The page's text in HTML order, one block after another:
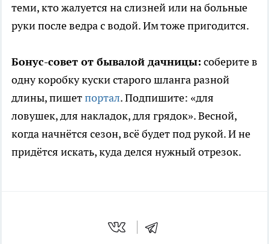
теми, кто жалуется на слизней или на больные
руки после ведра с водой. Им тоже пригодится.
Бонус-совет от бывалой дачницы: соберите в
одну коробку куски старого шланга разной
длины, пишетпортал. Подпишите: «для
ловушек, для накладок, для грядок». Весной,
когда начнётся сезон, всё будет под рукой. И не
придётся искать, куда делся нужный отрезок.